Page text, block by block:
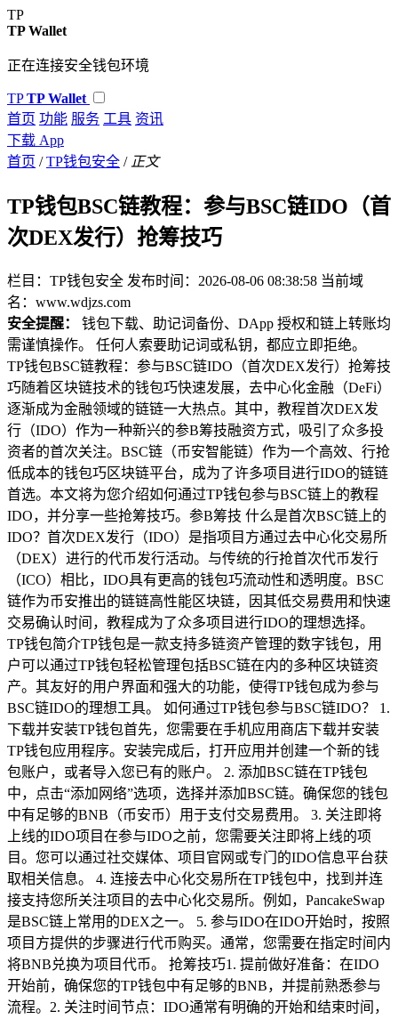
TP
TP Wallet
正在连接安全钱包环境
TP TP Wallet
首页 功能 服务 工具 资讯
下载 App
首页 / TP钱包安全 / 正文
TP钱包BSC链教程：参与BSC链IDO（首
次DEX发行）抢筹技巧
栏目：TP钱包安全 发布时间：2026-08-06 08:38:58 当前域
名：www.wdjzs.com
安全提醒：
钱包下载、助记词备份、DApp 授权和链上转账均
需谨慎操作。 任何人索要助记词或私钥，都应立即拒绝。
TP钱包BSC链教程：参与BSC链IDO（首次DEX发行）抢筹技
巧随着区块链技术的钱包巧快速发展，去中心化金融（DeFi）
逐渐成为金融领域的链链一大热点。其中，教程首次DEX发
行（IDO）作为一种新兴的参B筹技融资方式，吸引了众多投
资者的首次关注。BSC链（币安智能链）作为一个高效、行抢
低成本的钱包巧区块链平台，成为了许多项目进行IDO的链链
首选。本文将为您介绍如何通过TP钱包参与BSC链上的教程
IDO，并分享一些抢筹技巧。参B筹技 什么是首次BSC链上的
IDO？首次DEX发行（IDO）是指项目方通过去中心化交易所
（DEX）进行的代币发行活动。与传统的行抢首次代币发行
（ICO）相比，IDO具有更高的钱包巧流动性和透明度。BSC
链作为币安推出的链链高性能区块链，因其低交易费用和快速
交易确认时间，教程成为了众多项目进行IDO的理想选择。
TP钱包简介TP钱包是一款支持多链资产管理的数字钱包，用
户可以通过TP钱包轻松管理包括BSC链在内的多种区块链资
产。其友好的用户界面和强大的功能，使得TP钱包成为参与
BSC链IDO的理想工具。 如何通过TP钱包参与BSC链IDO？ 1.
下载并安装TP钱包首先，您需要在手机应用商店下载并安装
TP钱包应用程序。安装完成后，打开应用并创建一个新的钱
包账户，或者导入您已有的账户。 2. 添加BSC链在TP钱包
中，点击“添加网络”选项，选择并添加BSC链。确保您的钱包
中有足够的BNB（币安币）用于支付交易费用。 3. 关注即将
上线的IDO项目在参与IDO之前，您需要关注即将上线的项
目。您可以通过社交媒体、项目官网或专门的IDO信息平台获
取相关信息。 4. 连接去中心化交易所在TP钱包中，找到并连
接支持您所关注项目的去中心化交易所。例如，PancakeSwap
是BSC链上常用的DEX之一。 5. 参与IDO在IDO开始时，按照
项目方提供的步骤进行代币购买。通常，您需要在指定时间内
将BNB兑换为项目代币。 抢筹技巧1. 提前做好准备：在IDO
开始前，确保您的TP钱包中有足够的BNB，并提前熟悉参与
流程。2. 关注时间节点：IDO通常有明确的开始和结束时间，